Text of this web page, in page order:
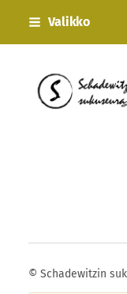
Siirry
Valikko
© Schadewitzin